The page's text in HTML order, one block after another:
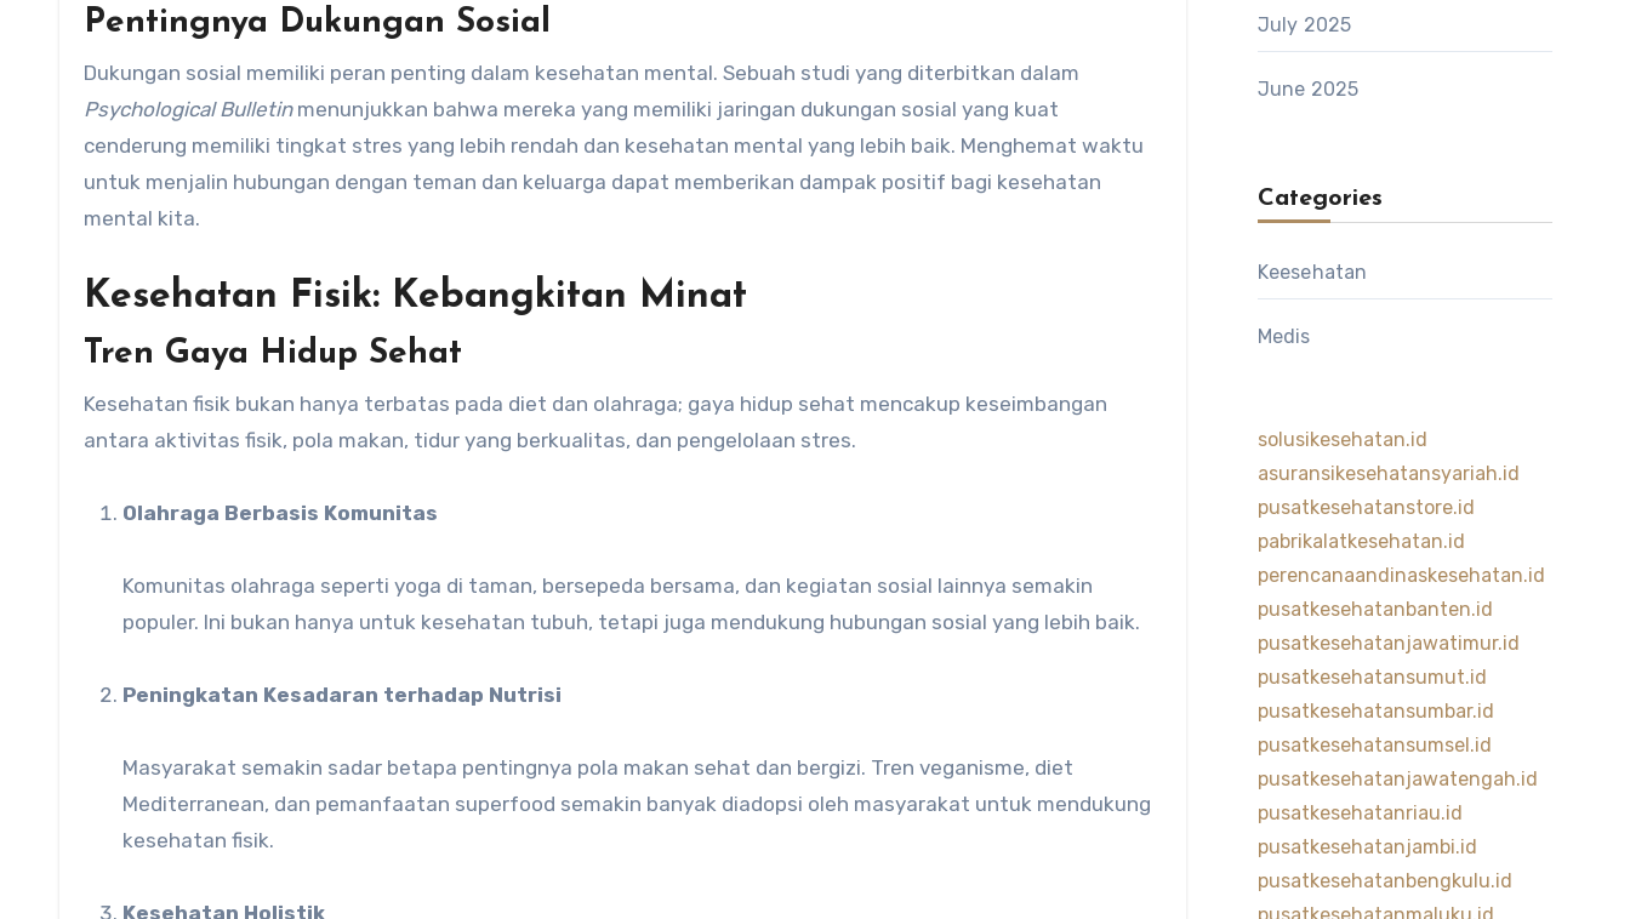
Pentingnya Dukungan Sosial
Dukungan sosial memiliki peran penting dalam kesehatan mental. Sebuah studi yang diterbitkan dalam
Psychological Bulletinmenunjukkan bahwa mereka yang memiliki jaringan dukungan sosial yang kuat
cenderung memiliki tingkat stres yang lebih rendah dan kesehatan mental yang lebih baik. Menghemat waktu
untuk menjalin hubungan dengan teman dan keluarga dapat memberikan dampak positif bagi kesehatan
mental kita.
Kesehatan Fisik: Kebangkitan Minat
Tren Gaya Hidup Sehat
Kesehatan fisik bukan hanya terbatas pada diet dan olahraga; gaya hidup sehat mencakup keseimbangan
antara aktivitas fisik, pola makan, tidur yang berkualitas, dan pengelolaan stres.
Olahraga Berbasis Komunitas
Komunitas olahraga seperti yoga di taman, bersepeda bersama, dan kegiatan sosial lainnya semakin
populer. Ini bukan hanya untuk kesehatan tubuh, tetapi juga mendukung hubungan sosial yang lebih baik.
Peningkatan Kesadaran terhadap Nutrisi
Masyarakat semakin sadar betapa pentingnya pola makan sehat dan bergizi. Tren veganisme, diet
Mediterranean, dan pemanfaatan superfood semakin banyak diadopsi oleh masyarakat untuk mendukung
kesehatan fisik.
Kesehatan Holistik
July 2025
June 2025
Categories
Keesehatan
Medis
solusikesehatan.id
asuransikesehatansyariah.id
pusatkesehatanstore.id
pabrikalatkesehatan.id
perencanaandinaskesehatan.id
pusatkesehatanbanten.id
pusatkesehatanjawatimur.id
pusatkesehatansumut.id
pusatkesehatansumbar.id
pusatkesehatansumsel.id
pusatkesehatanjawatengah.id
pusatkesehatanriau.id
pusatkesehatanjambi.id
pusatkesehatanbengkulu.id